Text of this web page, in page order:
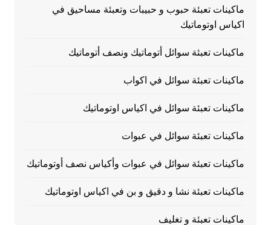
ماكينات تعبئة حبوب و حبيبات وتعبئة مساحيق في
اكياس اوتوماتيك
ماكينات تعبئة سوائل أتوماتيك ونصف أتوماتيك
ماكينات تعبئة سوائل في اكواب
ماكينات تعبئة سوائل في اكياس اوتوماتيك
ماكينات تعبئة سوائل في عبوات
ماكينات تعبئة سوائل في عبوات وأكياس نصف أوتوماتيك
ماكينات تعبئة نشا و دقيق و بن في اكياس اوتوماتيك
ماكينات تعبئة و تغليف